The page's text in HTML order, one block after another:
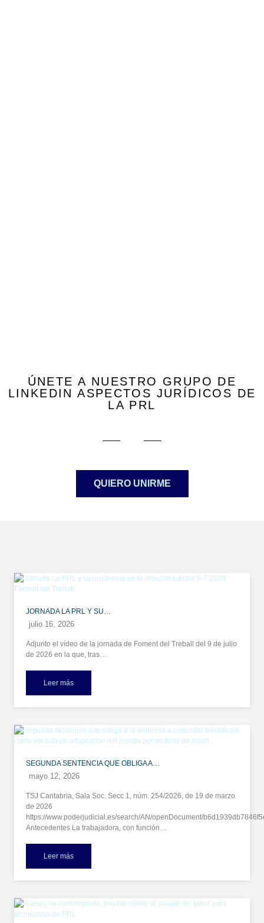
ÚNETE A NUESTRO GRUPO DE
LINKEDIN ASPECTOS JURÍDICOS DE
LA PRL
QUIERO UNIRME
JORNADA LA PRL Y SU…
julio 16, 2026
Adjunto el vídeo de la jornada de Foment del Treball del 9 de julio
de 2026 en la que, tras…
Leer más
SEGUNDA SENTENCIA QUE OBLIGA A…
mayo 12, 2026
TSJ Cantabria, Sala Soc. Secc 1, núm. 254/2026, de 19 de marzo
de 2026
https://www.poderjudicial.es/search/AN/openDocument/
Antecedentes La trabajadora, con función…
Leer más